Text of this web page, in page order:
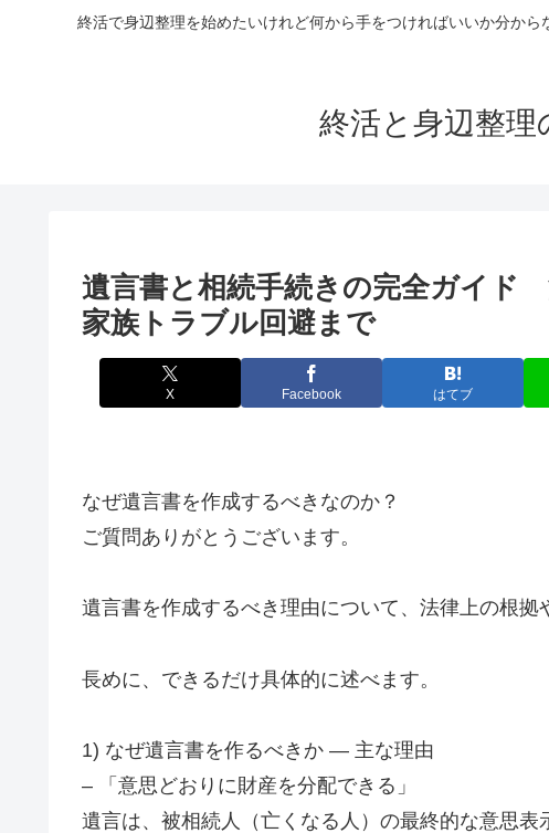
終活で身辺整理を始めたいけれど何から手をつければいいか分か
終活と身辺整
遺言書と相続手続きの完全ガイド
家族トラブル回避まで
X Facebook はてブ
なぜ遺言書を作成するべきなのか？
ご質問ありがとうございます。
遺言書を作成するべき理由について、法律上の根拠
長めに、できるだけ具体的に述べます。
1) なぜ遺言書を作るべきか — 主な理由
– 「意思どおりに財産を分配できる」
遺言は、被相続人（亡くなる人）の最終的な意思表